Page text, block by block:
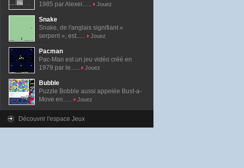
1985 par Alexei......
Jouez
Snake
Snake, de l'anglais signifiant «
serpent », est......
Jouez
Pacman
Pac-Man est un jeu vidéo créé en
1979 par le......
Jouez
Bubble
Puzzle Bobble aussi appelée Bust-a-
Move en......
Jouez
Découvrir l'espace Jeux